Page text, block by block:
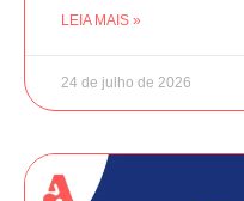
LEIA MAIS »
24 de julho de 2026